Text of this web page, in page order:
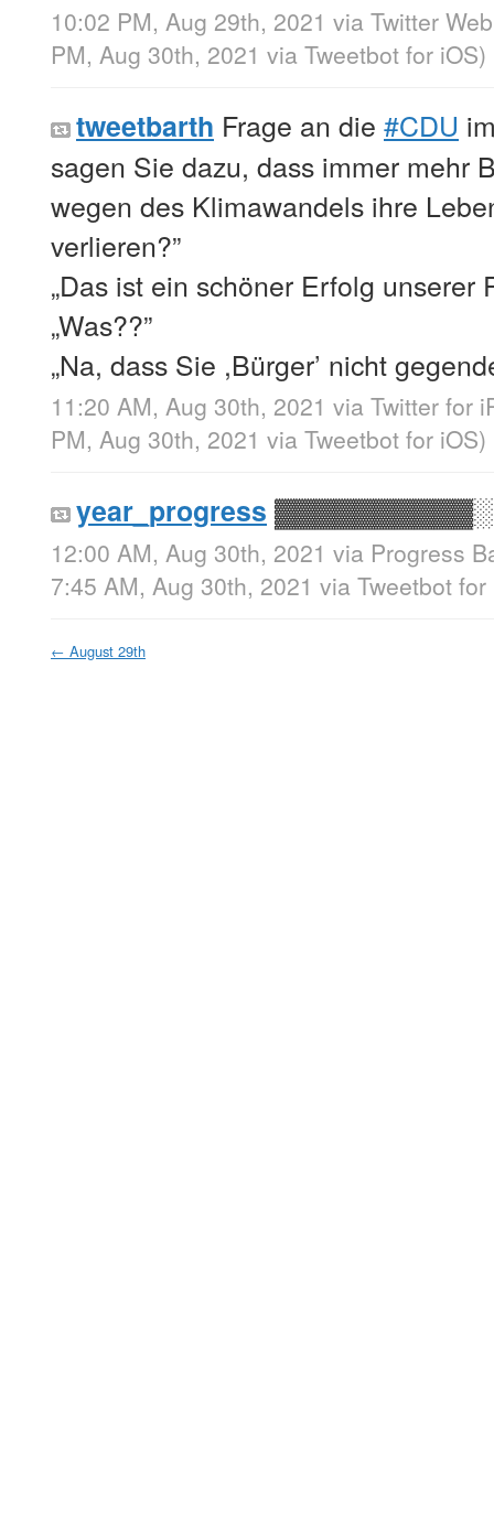
10:02 PM, Aug 29th, 2021 via Twitter
PM, Aug 30th, 2021 via Tweetbot for iΟS)
tweetbarth Frage an die #CDU
sagen Sie dazu, dass immer mehr
wegen des Klimawandels ihre
verlieren?”
„Das ist ein schöner Erfolg unserer
„Was??”
„Na, dass Sie ,Bürger’ nicht
11:20 AM, Aug 30th, 2021 via Twitter for
PM, Aug 30th, 2021 via Tweetbot for iΟS)
year_progress
12:00 AM, Aug 30th, 2021 via Progress
7:45 AM, Aug 30th, 2021 via Tweetbot
← August 29th